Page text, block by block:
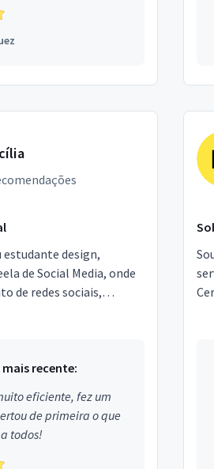
estudante design,
de Social Media, onde
de redes sociais,
recente:
eficiente, fez um
de primeira o que
todos!